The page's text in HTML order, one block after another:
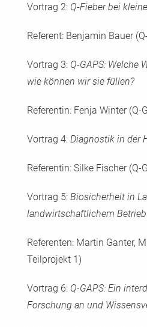
Vortrag 2: Q-Fieber bei
Referent: Benjamin Bauer
Vortrag 3: Q-GAPS: Welche
wie können wir sie füllen?
Referentin: Fenja Winter (Q-
Vortrag 4: Diagnostik in der
Referentin: Silke Fischer (Q-
Vortrag 5: Biosicherheit in
landwirtschaftlichem Betrieb
Referenten: Martin Ganter,
Teilprojekt 1)
Vortrag 6: Q-GAPS: Ein
Forschung an und